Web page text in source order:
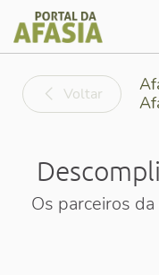
Voltar
Os parceiros